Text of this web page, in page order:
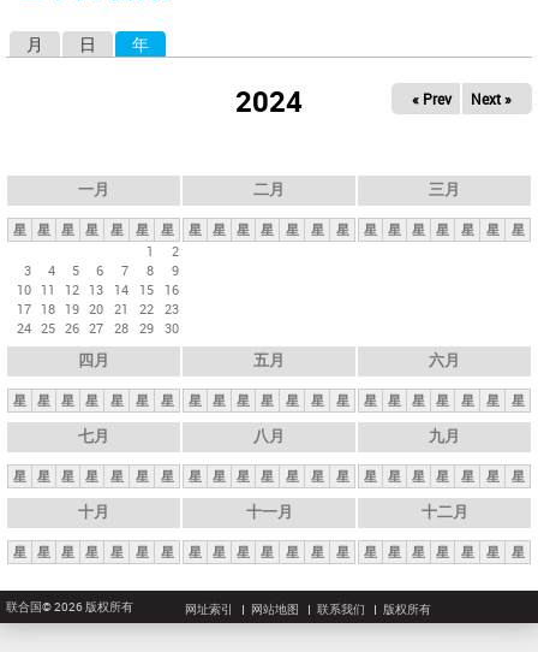
月 日 年
2024 « Prev Next »
一月
星 星 星 星 星 星
星
1
2
3
4 5 6 7 8
9
10 11 12 13 14 15
16
17 18 19 20 21 22 23
24 25 26 27 28 29 30
二月
星 星 星 星 星 星 星
三月
星 星 星 星 星 星 星
四月
星 星 星 星 星 星 星
五月
星 星 星 星 星 星 星
六月
星 星 星 星 星 星 星
七月
星 星 星 星 星 星 星
八月
星 星 星 星 星 星 星
九月
星 星 星 星 星 星 星
十月
星 星 星 星 星 星 星
十一月
星 星 星 星 星 星 星
十二月
星 星 星 星 星 星 星
联合国© 2026 版权所有 网址索引 网站地图 联系我们 版权所有